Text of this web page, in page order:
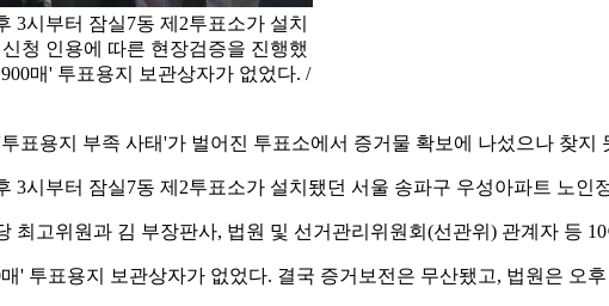
3시부터 잠실7동 제2투표소가 설치
청 인용에 따른 현장검증을 진행했
매' 투표용지 보관상자가 없었다. /
표용지 부족 사태'가 벌어진 투표소에서 증거물 확보에 나섰으나 찾지
3시부터 잠실7동 제2투표소가 설치됐던 서울 송파구 우성아파트 노
최고위원과 김 부장판사, 법원 및 선거관리위원회(선관위) 관계자 등
' 투표용지 보관상자가 없었다. 결국 증거보전은 무산됐고, 법원은 오